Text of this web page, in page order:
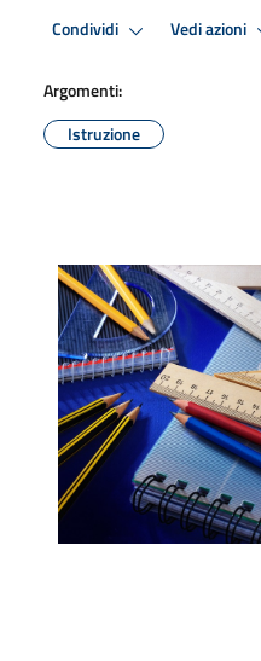
Condividi Vedi azioni
Argomenti:
Istruzione